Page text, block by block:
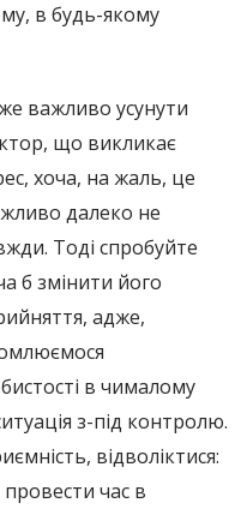
в будь-якому
важливо усунути
що викликає
хоча, на жаль, це
далеко не
Тоді спробуйте
б змінити його
адже,
в чималому
з-під контролю.
відволіктися:
час в